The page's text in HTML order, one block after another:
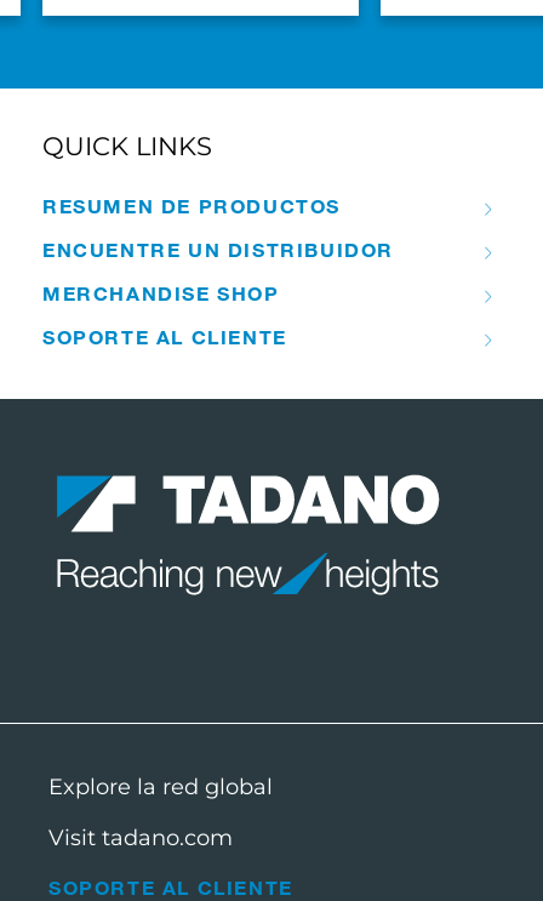
QUICK LINKS
RESUMEN DE PRODUCTOS
ENCUENTRE UN DISTRIBUIDOR
MERCHANDISE SHOP
SOPORTE AL CLIENTE
SOPORTE AL CLIENTE
Explore la red global
Visit tadano.com